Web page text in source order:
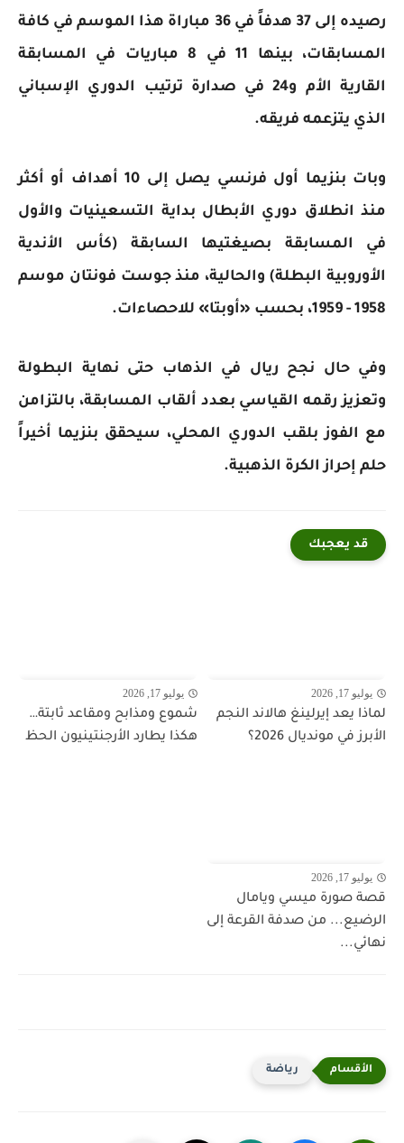
رصيده إلى 37 هدفاً في 36 مباراة هذا الموسم في كافة
المسابقات، بينها 11 في 8 مباريات في المسابقة
القارية الأم و24 في صدارة ترتيب الدوري الإسباني
الذي يتزعمه فريقه.
وبات بنزيما أول فرنسي يصل إلى 10 أهداف أو أكثر
منذ انطلاق دوري الأبطال بداية التسعينيات والأول
في المسابقة بصيغتيها السابقة (كأس الأندية
الأوروبية البطلة) والحالية، منذ جوست فونتان موسم
1958 - 1959، بحسب «أوبتا» للاحصاءات.
وفي حال نجح ريال في الذهاب حتى نهاية البطولة
وتعزيز رقمه القياسي بعدد ألقاب المسابقة، بالتزامن
مع الفوز بلقب الدوري المحلي، سيحقق بنزيما أخيراً
حلم إحراز الكرة الذهبية.
قد يعجبك
يوليو 17, 2026
لماذا يعد إيرلينغ هالاند النجم
الأبرز في مونديال 2026؟
يوليو 17, 2026
شموع ومذابح ومقاعد ثابتة…
هكذا يطارد الأرجنتينيون الحظ
يوليو 17, 2026
قصة صورة ميسي ويامال
الرضيع... من صدفة القرعة إلى
نهائي...
رياضة